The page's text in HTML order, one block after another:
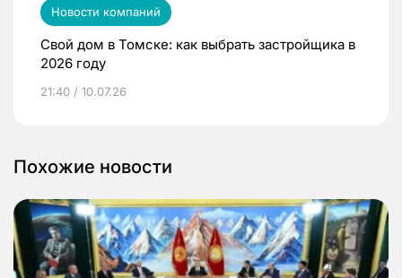
Новости компаний
Свой дом в Томске: как выбрать застройщика в
2026 году
21:40 / 10.07.26
Похожие новости